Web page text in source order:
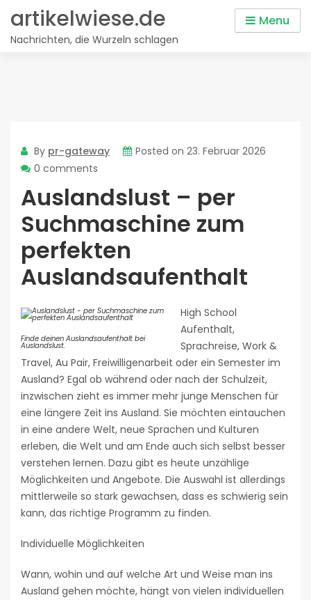
content
artikelwiese.de
Nachrichten, die Wurzeln schlagen
Menu
By pr-gateway Posted on 23. Februar 2026
0 comments
Auslandslust – per
Suchmaschine zum
perfekten
Auslandsaufenthalt
Finde deinen Auslandsaufenthalt bei
Auslandslust.
High School
Aufenthalt,
Sprachreise, Work &
Travel, Au Pair, Freiwilligenarbeit oder ein Semester im
Ausland? Egal ob während oder nach der Schulzeit,
inzwischen zieht es immer mehr junge Menschen für
eine längere Zeit ins Ausland. Sie möchten eintauchen
in eine andere Welt, neue Sprachen und Kulturen
erleben, die Welt und am Ende auch sich selbst besser
verstehen lernen. Dazu gibt es heute unzählige
Möglichkeiten und Angebote. Die Auswahl ist allerdings
mittlerweile so stark gewachsen, dass es schwierig sein
kann, das richtige Programm zu finden.
Individuelle Möglichkeiten
Wann, wohin und auf welche Art und Weise man ins
Ausland gehen möchte, hängt von vielen individuellen